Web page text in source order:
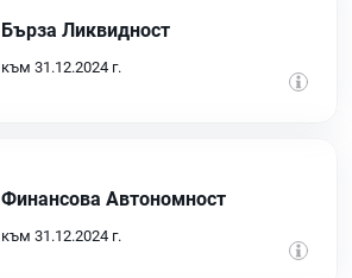
Бърза Ликвидност
към 31.12.2024 г.
Финансова Автономност
към 31.12.2024 г.